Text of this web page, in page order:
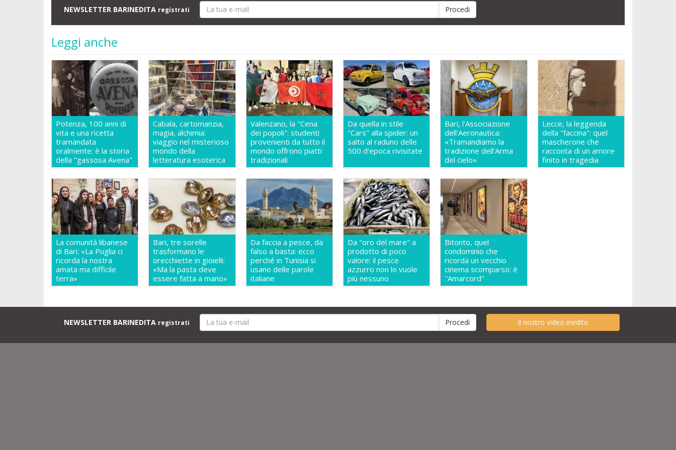
NEWSLETTER BARINEDITA registrati
Leggi anche
Potenza, 100 anni di
vita e una ricetta
tramandata
oralmente: è la storia
della "gassosa Avena"
Cabala, cartomanzia,
magia, alchimia:
viaggio nel misterioso
mondo della
letteratura esoterica
Valenzano, la "Cena
dei popoli": studenti
provenienti da tutto il
mondo offrono piatti
tradizionali
Da quella in stile
"Cars" alla spider: un
salto al raduno delle
500 d'epoca rivisitate
Bari, l'Associazione
dell'Aeronautica:
«Tramandiamo la
tradizione dell'Arma
del cielo»
Lecce, la leggenda
della "faccina": quel
mascherone che
racconta di un amore
finito in tragedia
La comunità libanese
di Bari: «La Puglia ci
ricorda la nostra
amata ma difficile
terra»
Bari, tre sorelle
trasformano le
orecchiette in gioielli:
«Ma la pasta deve
essere fatta a mano»
Da faccia a pesce, da
falso a basta: ecco
perché in Tunisia si
usano delle parole
italiane
Da "oro del mare" a
prodotto di poco
valore: il pesce
azzurro non lo vuole
più nessuno
Bitonto, quel
condominio che
ricorda un vecchio
cinema scomparso: è
"Amarcord"
NEWSLETTER BARINEDITA registrati Il nostro video inedito